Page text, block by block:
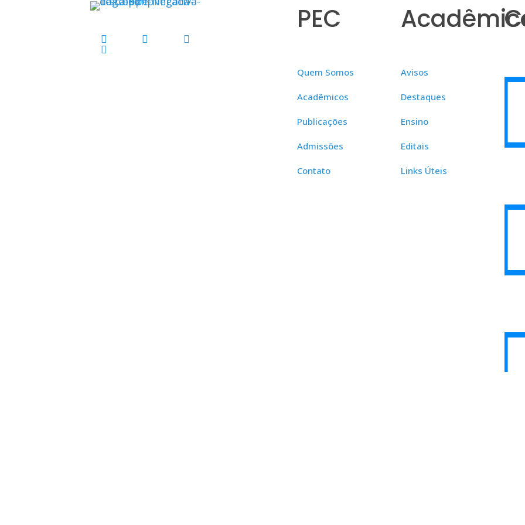
PEC
Quem Somos
Acadêmicos
Publicações
Admissões
Contato
Avisos
Destaques
Ensino
Editais
Links Úteis